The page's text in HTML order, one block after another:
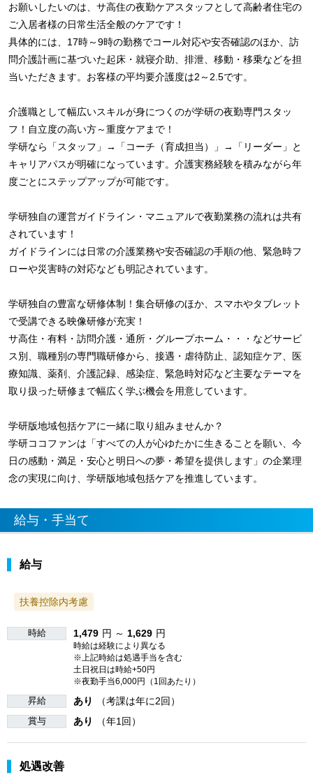
お願いしたいのは、サ高住の夜勤ケアスタッフとして高齢者住宅の
ご入居者様の日常生活全般のケアです！
具体的には、17時～9時の勤務でコール対応や安否確認のほか、訪
問介護計画に基づいた起床・就寝介助、排泄、移動・移乗などを担
当いただきます。お客様の平均要介護度は2～2.5です。
介護職として幅広いスキルが身につくのが学研の夜勤専門スタッ
フ！自立度の高い方～重度ケアまで！
学研なら「スタッフ」→「コーチ（育成担当）」→「リーダー」と
キャリアパスが明確になっています。介護実務経験を積みながら年
度ごとにステップアップが可能です。
学研独自の運営ガイドライン・マニュアルで夜勤業務の流れは共有
されています！
ガイドラインには日常の介護業務や安否確認の手順の他、緊急時フ
ローや災害時の対応なども明記されています。
学研独自の豊富な研修体制！集合研修のほか、スマホやタブレット
で受講できる映像研修が充実！
サ高住・有料・訪問介護・通所・グループホーム・・・などサービ
ス別、職種別の専門職研修から、接遇・虐待防止、認知症ケア、医
療知識、薬剤、介護記録、感染症、緊急時対応など主要なテーマを
取り扱った研修まで幅広く学ぶ機会を用意しています。
学研版地域包括ケアに一緒に取り組みませんか？
学研ココファンは「すべての人が心ゆたかに生きることを願い、今
日の感動・満足・安心と明日への夢・希望を提供します」の企業理
念の実現に向け、学研版地域包括ケアを推進しています。
給与・手当て
給与
扶養控除内考慮
時給 1,479 円 ～ 1,629 円
時給は経験により異なる
※上記時給は処遇手当を含む
土日祝日は時給+50円
※夜勤手当6,000円（1回あたり）
昇給 あり （考課は年に2回）
賞与 あり （年1回）
処遇改善